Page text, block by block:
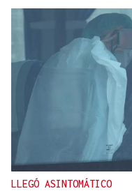
LLEGÓ ASINTOMÁTICO